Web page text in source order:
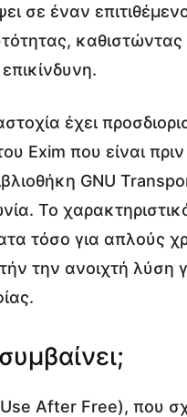
σε έναν
έχει
Exim που είναι
GNU
Το
τόσο για απλούς
την ανοιχτή λύση
After Free), που